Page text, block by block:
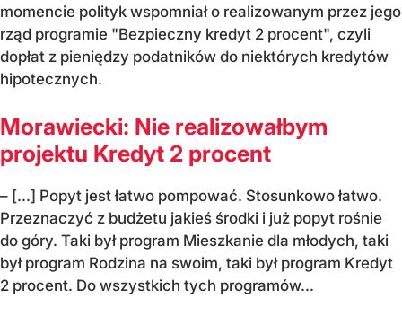
momencie polityk wspomniał o realizowanym przez jego
rząd programie "Bezpieczny kredyt 2 procent", czyli
dopłat z pieniędzy podatników do niektórych kredytów
hipotecznych.
Morawiecki: Nie realizowałbym
projektu Kredyt 2 procent
– [...] Popyt jest łatwo pompować. Stosunkowo łatwo.
Przeznaczyć z budżetu jakieś środki i już popyt rośnie
do góry. Taki był program Mieszkanie dla młodych, taki
był program Rodzina na swoim, taki był program Kredyt
2 procent. Do wszystkich tych programów...